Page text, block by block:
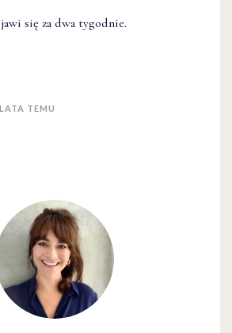
się za dwa tygodnie.
TEMU